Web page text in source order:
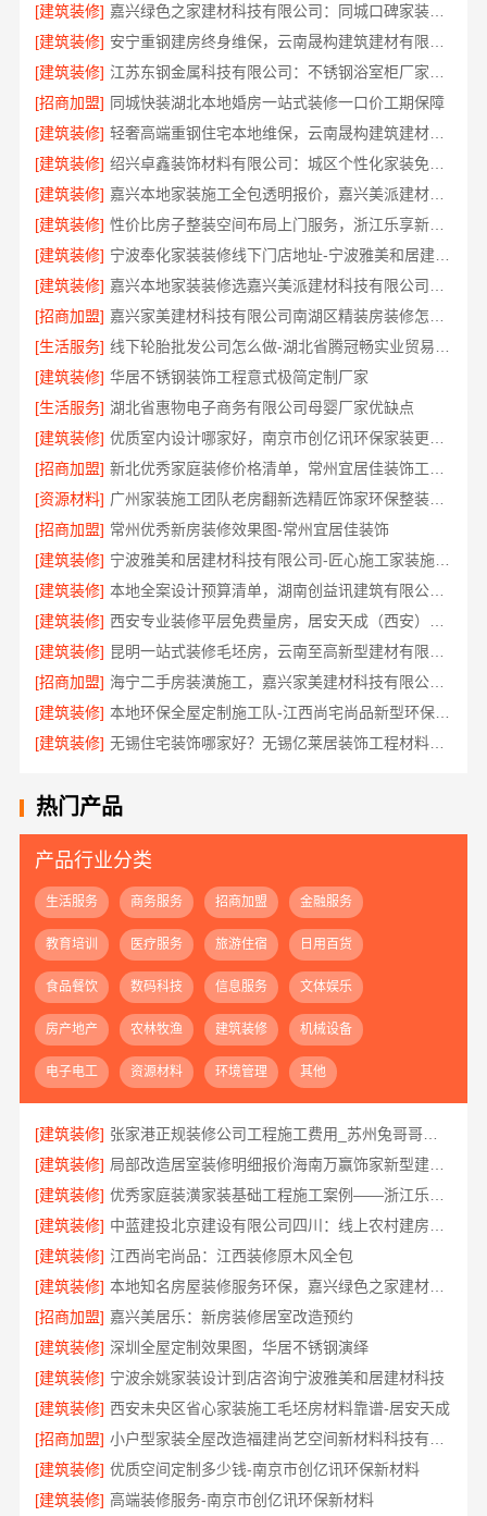
[建筑装修]
嘉兴绿色之家建材科技有限公司：同城口碑家装机构实惠
[建筑装修]
[建筑装修]
[招商加盟] 同城快装湖北本地婚房一站式装修一口价工期保障
[建筑装修]
轻奢高端重钢住宅本地维保，云南晟构建筑建材有限公司售后
[建筑装修]
[建筑装修]
嘉兴本地家装施工全包透明报价，嘉兴美派建材科技闭口合同
[建筑装修]
性价比房子整装空间布局上门服务，浙江乐享新材料有限公司品质之选
[建筑装修]
宁波奉化家装装修线下门店地址-宁波雅美和居建材科技有限公司
[建筑装修]
[招商加盟]
[生活服务]
[建筑装修] 华居不锈钢装饰工程意式极简定制厂家
[生活服务] 湖北省惠物电子商务有限公司母婴厂家优缺点
[建筑装修]
[招商加盟]
[资源材料]
广州家装施工团队老房翻新选精匠饰家环保整装焕新家
[招商加盟] 常州优秀新房装修效果图-常州宜居佳装饰
[建筑装修]
宁波雅美和居建材科技有限公司-匠心施工家装施工对接渠道
[建筑装修]
本地全案设计预算清单，湖南创益讯建筑有限公司透明公开
[建筑装修]
[建筑装修]
[招商加盟]
海宁二手房装潢施工，嘉兴家美建材科技有限公司专业施工
[建筑装修]
本地环保全屋定制施工队-江西尚宅尚品新型环保材料有限公司
[建筑装修]
无锡住宅装饰哪家好？无锡亿莱居装饰工程材料有限公司
热门产品
产品行业分类
生活服务 商务服务 招商加盟 金融服务
教育培训 医疗服务 旅游住宿 日用百货
食品餐饮 数码科技 信息服务 文体娱乐
房产地产 农林牧渔 建筑装修 机械设备
电子电工 资源材料 环境管理 其他
[建筑装修]
张家港正规装修公司工程施工费用_苏州兔哥哥智装新材料
[建筑装修]
局部改造居室装修明细报价海南万赢饰家新型建筑材料有限公
[建筑装修]
[建筑装修]
[建筑装修] 江西尚宅尚品：江西装修原木风全包
[建筑装修]
本地知名房屋装修服务环保，嘉兴绿色之家建材科技有限公司
[招商加盟] 嘉兴美居乐：新房装修居室改造预约
[建筑装修] 深圳全屋定制效果图，华居不锈钢演绎
[建筑装修] 宁波余姚家装设计到店咨询宁波雅美和居建材科技
[建筑装修] 西安未央区省心家装施工毛坯房材料靠谱-居安天成
[招商加盟]
[建筑装修] 优质空间定制多少钱-南京市创亿讯环保新材料
[建筑装修] 高端装修服务-南京市创亿讯环保新材料